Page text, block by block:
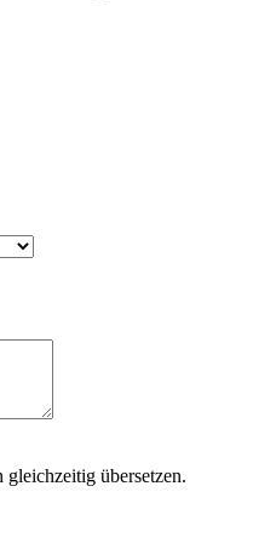
gleichzeitig übersetzen.